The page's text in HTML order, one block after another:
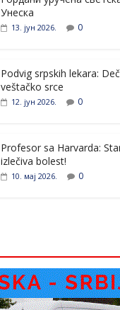
e
dI
e
Унеска
13. јун 2026. 0
Podvig srpskih lekara:
veštačko srce
12. јун 2026. 0
Profesor sa Harvarda:
izlečiva bolest!
10. мај 2026. 0